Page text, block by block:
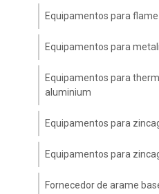
Equipamentos para
Equipamentos para
Equipamentos para
aluminium
Equipamentos para
Equipamentos para
Fornecedor de arame